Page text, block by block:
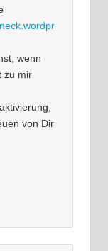
wenn
zu mir
von Dir